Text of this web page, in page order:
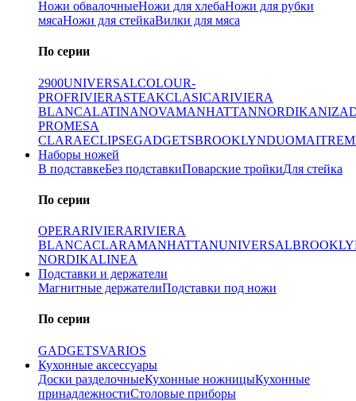
Ножи обвалочныеНожи для хлебаНожи для рубки
мясаНожи для стейкаВилки для мяса
По серии
2900UNIVERSALCOLOUR-
PROFRIVIERASTEAKCLASICARIVIERA
BLANCALATINANOVAMANHATTANNORDIKANIZA
PROMESA
CLARAECLIPSEGADGETSBROOKLYNDUOMAITRE
Наборы ножей
В подставкеБез подставкиПоварские тройкиДля стейка
По серии
OPERARIVIERARIVIERA
BLANCACLARAMANHATTANUNIVERSAL
NORDIKALINEA
Подставки и держатели
Магнитные держателиПодставки под ножи
По серии
GADGETSVARIOS
Кухонные аксессуары
Доски разделочныеКухонные ножницыКухонные
принадлежностиСтоловые приборы